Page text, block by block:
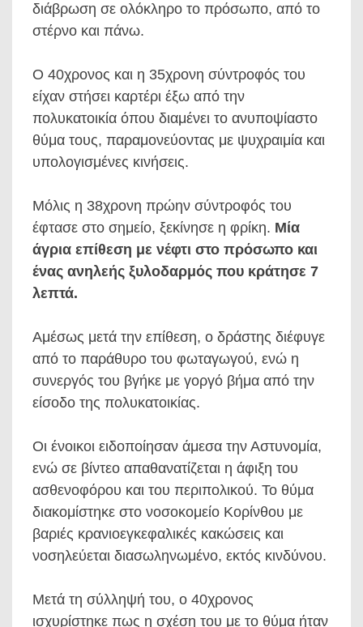
διάβρωση σε ολόκληρο το πρόσωπο, από το
στέρνο και πάνω.
Ο 40χρονος και η 35χρονη σύντροφός του
είχαν στήσει καρτέρι έξω από την
πολυκατοικία όπου διαμένει το ανυποψίαστο
θύμα τους, παραμονεύοντας με ψυχραιμία και
υπολογισμένες κινήσεις.
Μόλις η 38χρονη πρώην σύντροφός του
έφτασε στο σημείο, ξεκίνησε η φρίκη. Μία
άγρια επίθεση με νέφτι στο πρόσωπο και
ένας ανηλεής ξυλοδαρμός που κράτησε 7
λεπτά.
Αμέσως μετά την επίθεση, ο δράστης διέφυγε
από το παράθυρο του φωταγωγού, ενώ η
συνεργός του βγήκε με γοργό βήμα από την
είσοδο της πολυκατοικίας.
Οι ένοικοι ειδοποίησαν άμεσα την Αστυνομία,
ενώ σε βίντεο απαθανατίζεται η άφιξη του
ασθενοφόρου και του περιπολικού. Το θύμα
διακομίστηκε στο νοσοκομείο Κορίνθου με
βαριές κρανιοεγκεφαλικές κακώσεις και
νοσηλεύεται διασωληνωμένο, εκτός κινδύνου.
Μετά τη σύλληψή του, ο 40χρονος
ισχυρίστηκε πως η σχέση του με το θύμα ήταν